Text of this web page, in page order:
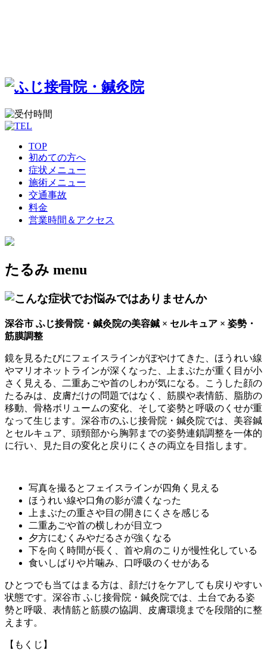
TOP
初めての方へ
症状メニュー
施術メニュー
交通事故
料金
営業時間＆アクセス
たるみ menu
深谷市 ふじ接骨院・鍼灸院の美容鍼 × セルキュア × 姿勢・
筋膜調整
鏡を見るたびにフェイスラインがぼやけてきた、ほうれい線
やマリオネットラインが深くなった、上まぶたが重く目が小
さく見える、二重あごや首のしわが気になる。こうした顔の
たるみは、皮膚だけの問題ではなく、筋膜や表情筋、脂肪の
移動、骨格ボリュームの変化、そして姿勢と呼吸のくせが重
なって生じます。深谷市のふじ接骨院・鍼灸院では、美容鍼
とセルキュア、頭頸部から胸郭までの姿勢連鎖調整を一体的
に行い、見た目の変化と戻りにくさの両立を目指します。
写真を撮るとフェイスラインが四角く見える
ほうれい線や口角の影が濃くなった
上まぶたの重さや目の開きにくさを感じる
二重あごや首の横しわが目立つ
夕方にむくみやだるさが強くなる
下を向く時間が長く、首や肩のこりが慢性化している
食いしばりや片噛み、口呼吸のくせがある
ひとつでも当てはまる方は、顔だけをケアしても戻りやすい
状態です。深谷市 ふじ接骨院・鍼灸院では、土台である姿
勢と呼吸、表情筋と筋膜の協調、皮膚環境までを段階的に整
えます。
【もくじ】